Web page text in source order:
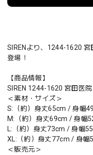
SIRENより、1244-1620
登場！
【商品情報】
SIREN 1244-1620 宮田医
＜素材・サイズ＞
S:（約）身丈65cm / 身幅
M:（約）身丈69cm / 身幅
L:（約）身丈73cm / 身幅
XL:（約）身丈77cm / 身
＜販売元＞